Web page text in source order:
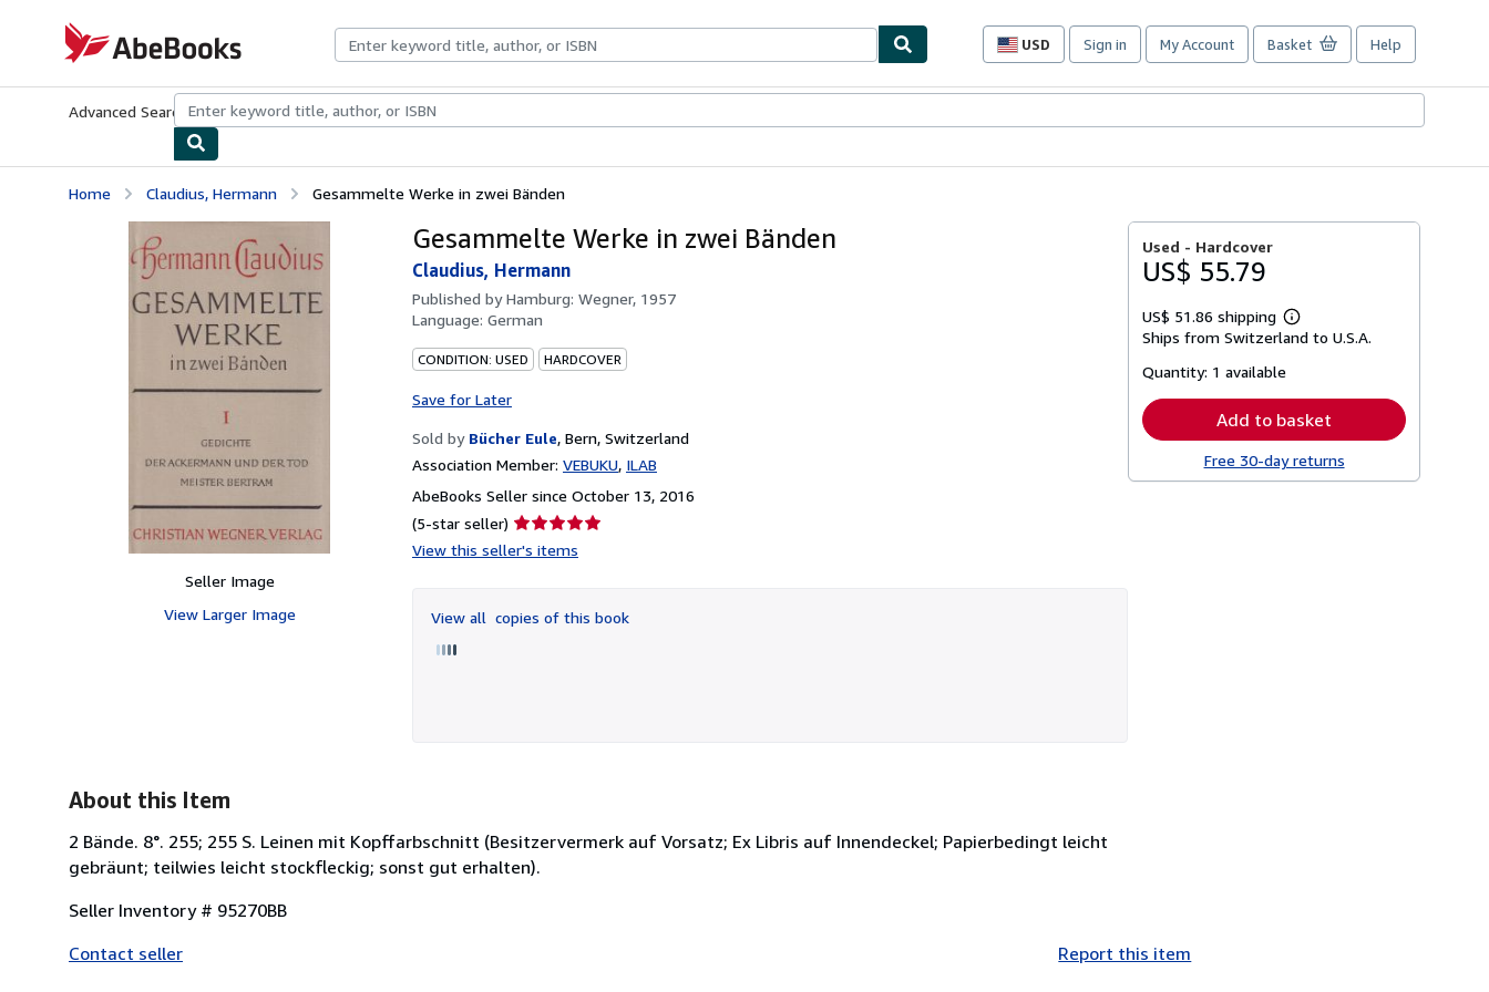
AbeBooks.com
USD
Site
preferences
Sign in My Account Basket Help
Advanced Search Browse CollectionsRare BooksArt & Collectibles
Home Claudius, Hermann Gesammelte Werke in zwei Bänden
Seller Image
View Larger Image
Gesammelte Werke in zwei Bänden
Claudius, Hermann
Published byHamburg: Wegner, 1957
Language: German
CONDITION: USED HARDCOVER
Save for Later
Sold by Bücher Eule, Bern, Switzerland
Association Member: VEBUKU ILAB
AbeBooks Seller since October 13, 2016
(5-star seller) Seller
rating
of
5
View this seller's items
View all copies of this book
Used - Hardcover
US$ 55.79
US$ 51.86 shipping
Learn
more
Ships from Switzerland to U.S.A.
Quantity: 1 available
Add to basket
Free 30-day returns
About this Item
2 Bände. 8°. 255; 255 S. Leinen mit Kopffarbschnitt (Besitzervermerk auf Vorsatz; Ex Libris auf Innendeckel; Papierbedingt leicht
gebräunt; teilwies leicht stockfleckig; sonst gut erhalten).
Seller Inventory # 95270BB
Contact seller
Report this item